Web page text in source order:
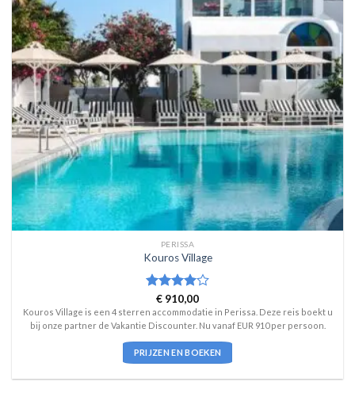
PERISSA
Kouros Village
Waardering
4uit 5
€ 910,00
Kouros Village is een 4 sterren accommodatie in Perissa. Deze reis boekt u
bij onze partner de Vakantie Discounter. Nu vanaf EUR 910 per persoon.
PRIJZEN EN BOEKEN